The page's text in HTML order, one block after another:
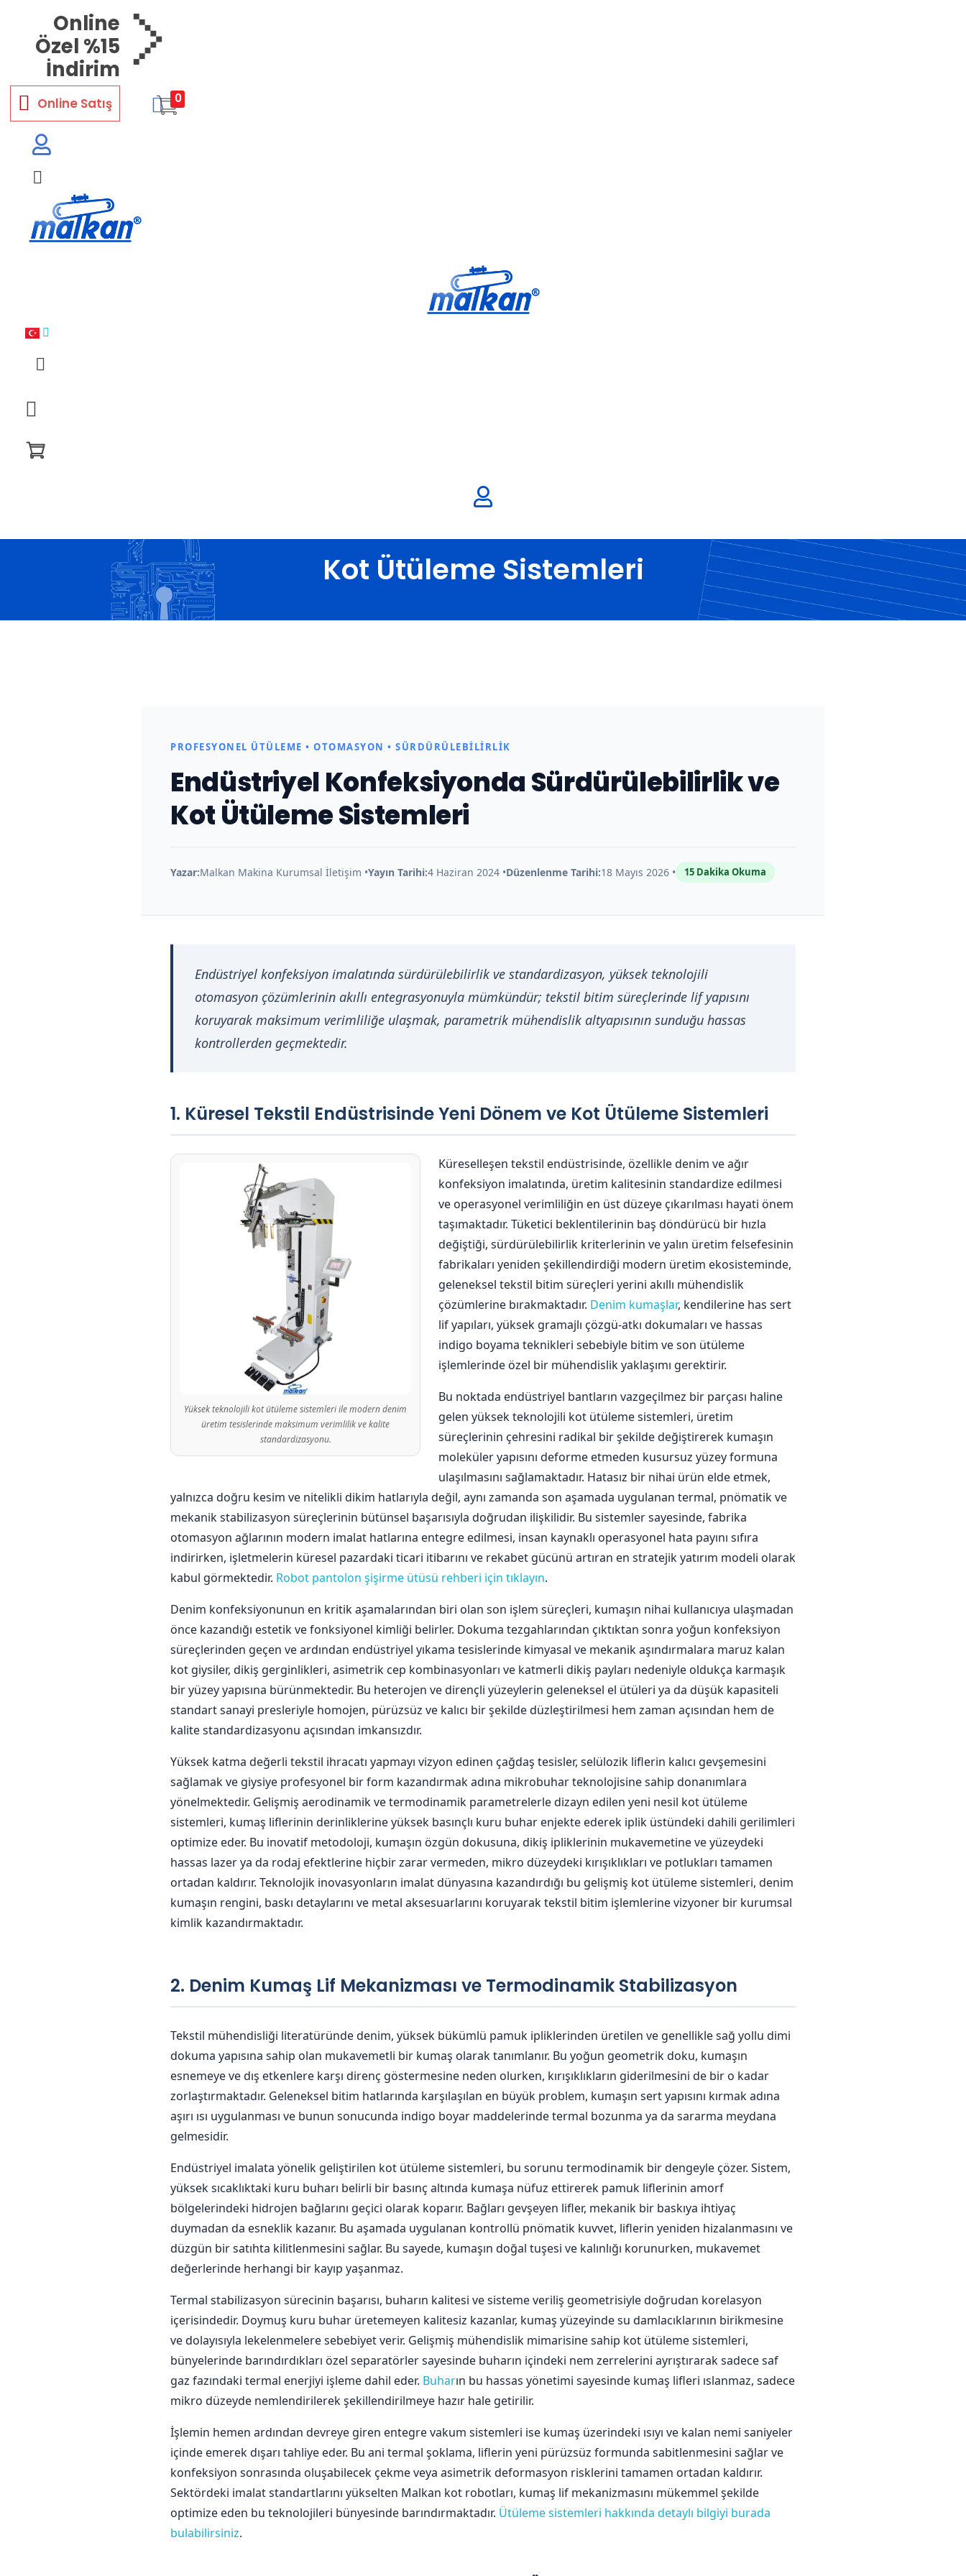
Online
Özel %15
İndirim
Online Satış 0
Kot Ütüleme Sistemleri
PROFESYONEL ÜTÜLEME • OTOMASYON • SÜRDÜRÜLEBILIRLIK
Endüstriyel Konfeksiyonda Sürdürülebilirlik ve
Kot Ütüleme Sistemleri
Yazar:Malkan Makina Kurumsal İletişim •Yayın Tarihi:4 Haziran 2024 •Düzenlenme Tarihi:18 Mayıs 2026 • 15 Dakika Okuma
Endüstriyel konfeksiyon imalatında sürdürülebilirlik ve standardizasyon, yüksek teknolojili
otomasyon çözümlerinin akıllı entegrasyonuyla mümkündür; tekstil bitim süreçlerinde lif yapısını
koruyarak maksimum verimliliğe ulaşmak, parametrik mühendislik altyapısının sunduğu hassas
kontrollerden geçmektedir.
1. Küresel Tekstil Endüstrisinde Yeni Dönem ve Kot Ütüleme Sistemleri
Yüksek teknolojili kot ütüleme sistemleri ile modern denim
üretim tesislerinde maksimum verimlilik ve kalite
standardizasyonu.
Küreselleşen tekstil endüstrisinde, özellikle denim ve ağır
konfeksiyon imalatında, üretim kalitesinin standardize edilmesi
ve operasyonel verimliliğin en üst düzeye çıkarılması hayati önem
taşımaktadır. Tüketici beklentilerinin baş döndürücü bir hızla
değiştiği, sürdürülebilirlik kriterlerinin ve yalın üretim felsefesinin
fabrikaları yeniden şekillendirdiği modern üretim ekosisteminde,
geleneksel tekstil bitim süreçleri yerini akıllı mühendislik
çözümlerine bırakmaktadır. Denim kumaşlar, kendilerine has sert
lif yapıları, yüksek gramajlı çözgü-atkı dokumaları ve hassas
indigo boyama teknikleri sebebiyle bitim ve son ütüleme
işlemlerinde özel bir mühendislik yaklaşımı gerektirir.
Bu noktada endüstriyel bantların vazgeçilmez bir parçası haline
gelen yüksek teknolojili kot ütüleme sistemleri, üretim
süreçlerinin çehresini radikal bir şekilde değiştirerek kumaşın
moleküler yapısını deforme etmeden kusursuz yüzey formuna
ulaşılmasını sağlamaktadır. Hatasız bir nihai ürün elde etmek,
yalnızca doğru kesim ve nitelikli dikim hatlarıyla değil, aynı zamanda son aşamada uygulanan termal, pnömatik ve
mekanik stabilizasyon süreçlerinin bütünsel başarısıyla doğrudan ilişkilidir. Bu sistemler sayesinde, fabrika
otomasyon ağlarının modern imalat hatlarına entegre edilmesi, insan kaynaklı operasyonel hata payını sıfıra
indirirken, işletmelerin küresel pazardaki ticari itibarını ve rekabet gücünü artıran en stratejik yatırım modeli olarak
kabul görmektedir. Robot pantolon şişirme ütüsü rehberi için tıklayın.
Denim konfeksiyonunun en kritik aşamalarından biri olan son işlem süreçleri, kumaşın nihai kullanıcıya ulaşmadan
önce kazandığı estetik ve fonksiyonel kimliği belirler. Dokuma tezgahlarından çıktıktan sonra yoğun konfeksiyon
süreçlerinden geçen ve ardından endüstriyel yıkama tesislerinde kimyasal ve mekanik aşındırmalara maruz kalan
kot giysiler, dikiş gerginlikleri, asimetrik cep kombinasyonları ve katmerli dikiş payları nedeniyle oldukça karmaşık
bir yüzey yapısına bürünmektedir. Bu heterojen ve dirençli yüzeylerin geleneksel el ütüleri ya da düşük kapasiteli
standart sanayi presleriyle homojen, pürüzsüz ve kalıcı bir şekilde düzleştirilmesi hem zaman açısından hem de
kalite standardizasyonu açısından imkansızdır.
Yüksek katma değerli tekstil ihracatı yapmayı vizyon edinen çağdaş tesisler, selülozik liflerin kalıcı gevşemesini
sağlamak ve giysiye profesyonel bir form kazandırmak adına mikrobuhar teknolojisine sahip donanımlara
yönelmektedir. Gelişmiş aerodinamik ve termodinamik parametrelerle dizayn edilen yeni nesil kot ütüleme
sistemleri, kumaş liflerinin derinliklerine yüksek basınçlı kuru buhar enjekte ederek iplik üstündeki dahili gerilimleri
optimize eder. Bu inovatif metodoloji, kumaşın özgün dokusuna, dikiş ipliklerinin mukavemetine ve yüzeydeki
hassas lazer ya da rodaj efektlerine hiçbir zarar vermeden, mikro düzeydeki kırışıklıkları ve potlukları tamamen
ortadan kaldırır. Teknolojik inovasyonların imalat dünyasına kazandırdığı bu gelişmiş kot ütüleme sistemleri, denim
kumaşın rengini, baskı detaylarını ve metal aksesuarlarını koruyarak tekstil bitim işlemlerine vizyoner bir kurumsal
kimlik kazandırmaktadır.
2. Denim Kumaş Lif Mekanizması ve Termodinamik Stabilizasyon
Tekstil mühendisliği literatüründe denim, yüksek bükümlü pamuk ipliklerinden üretilen ve genellikle sağ yollu dimi
dokuma yapısına sahip olan mukavemetli bir kumaş olarak tanımlanır. Bu yoğun geometrik doku, kumaşın
esnemeye ve dış etkenlere karşı direnç göstermesine neden olurken, kırışıklıkların giderilmesini de bir o kadar
zorlaştırmaktadır. Geleneksel bitim hatlarında karşılaşılan en büyük problem, kumaşın sert yapısını kırmak adına
aşırı ısı uygulanması ve bunun sonucunda indigo boyar maddelerinde termal bozunma ya da sararma meydana
gelmesidir.
Endüstriyel imalata yönelik geliştirilen kot ütüleme sistemleri, bu sorunu termodinamik bir dengeyle çözer. Sistem,
yüksek sıcaklıktaki kuru buharı belirli bir basınç altında kumaşa nüfuz ettirerek pamuk liflerinin amorf
bölgelerindeki hidrojen bağlarını geçici olarak koparır. Bağları gevşeyen lifler, mekanik bir baskıya ihtiyaç
duymadan da esneklik kazanır. Bu aşamada uygulanan kontrollü pnömatik kuvvet, liflerin yeniden hizalanmasını ve
düzgün bir satıhta kilitlenmesini sağlar. Bu sayede, kumaşın doğal tuşesi ve kalınlığı korunurken, mukavemet
değerlerinde herhangi bir kayıp yaşanmaz.
Termal stabilizasyon sürecinin başarısı, buharın kalitesi ve sisteme veriliş geometrisiyle doğrudan korelasyon
içerisindedir. Doymuş kuru buhar üretemeyen kalitesiz kazanlar, kumaş yüzeyinde su damlacıklarının birikmesine
ve dolayısıyla lekelenmelere sebebiyet verir. Gelişmiş mühendislik mimarisine sahip kot ütüleme sistemleri,
bünyelerinde barındırdıkları özel separatörler sayesinde buharın içindeki nem zerrelerini ayrıştırarak sadece saf
gaz fazındaki termal enerjiyi işleme dahil eder. Buharın bu hassas yönetimi sayesinde kumaş lifleri ıslanmaz, sadece
mikro düzeyde nemlendirilerek şekillendirilmeye hazır hale getirilir.
İşlemin hemen ardından devreye giren entegre vakum sistemleri ise kumaş üzerindeki ısıyı ve kalan nemi saniyeler
içinde emerek dışarı tahliye eder. Bu ani termal şoklama, liflerin yeni pürüzsüz formunda sabitlenmesini sağlar ve
konfeksiyon sonrasında oluşabilecek çekme veya asimetrik deformasyon risklerini tamamen ortadan kaldırır.
Sektördeki imalat standartlarını yükselten Malkan kot robotları, kumaş lif mekanizmasını mükemmel şekilde
optimize eden bu teknolojileri bünyesinde barındırmaktadır. Ütüleme sistemleri hakkında detaylı bilgiyi burada
bulabilirsiniz.